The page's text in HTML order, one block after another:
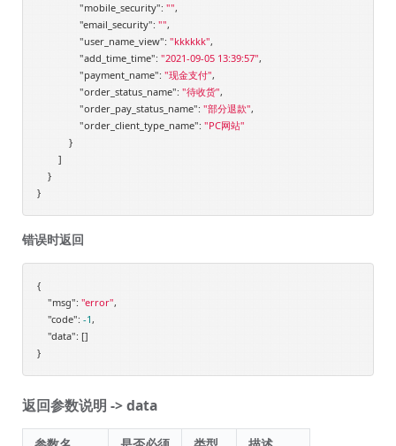
"mobile_security": "",
"email_security": "",
"user_name_view": "kkkkkk",
"add_time_time": "2021-09-05 13:39:57",
"payment_name": "现金支付",
"order_status_name": "待收货",
"order_pay_status_name": "部分退款",
"order_client_type_name": "PC网站"
            }
        ]
    }
}
错误时返回
{
"msg": "error",
"code": -1,
"data": []
}
返回参数说明 -> data